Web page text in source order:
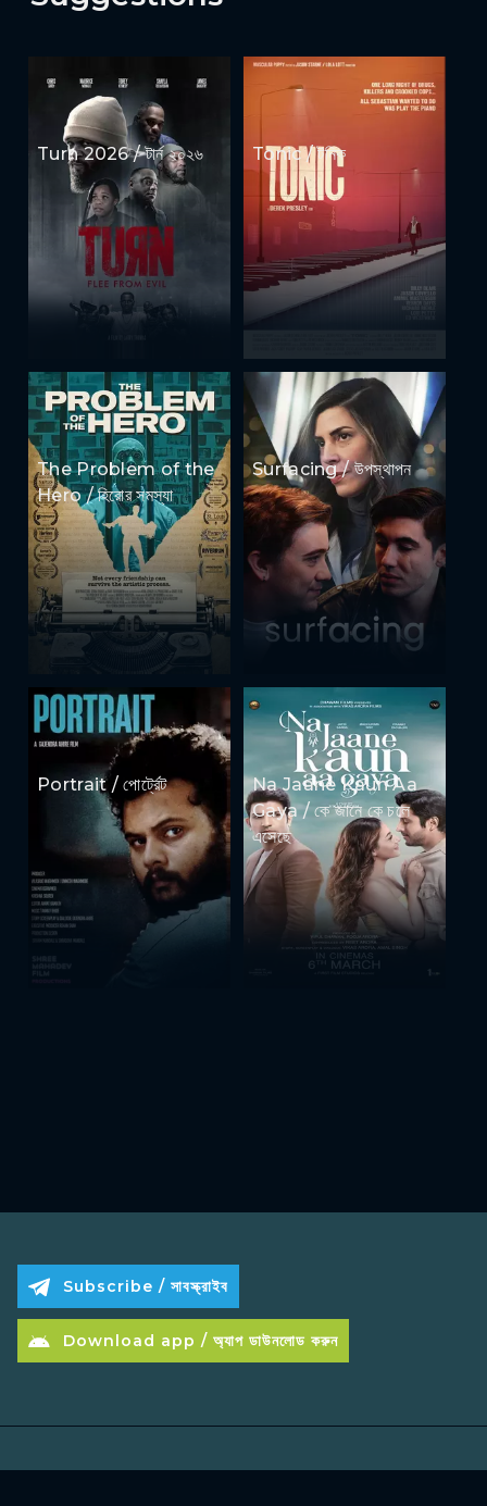
Turn 2026 / টার্ন ২০২৬ Tonic / টনিক
The Problem of the
Hero / হিরোর সমস্যা
Surfacing / উপস্থাপন
Portrait / পোর্ট্রেট
Na Jaane Kaun Aa
Gaya / কে জানে কে চলে
এসেছে
Subscribe / সাবস্ক্রাইব
Download app / অ্যাপ ডাউনলোড করুন